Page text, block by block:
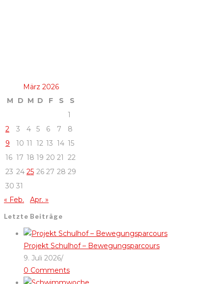
März 2026
M
D M D F S
S
1
2
3 4 5 6 7
8
9
10 11 12 13 14 15
16 17 18 19 20 21 22
23 24 25 26 27 28 29
30 31
« Feb.
Apr. »
Letzte Beiträge
Projekt Schulhof – Bewegungsparcours
9. Juli 2026/
0 Comments